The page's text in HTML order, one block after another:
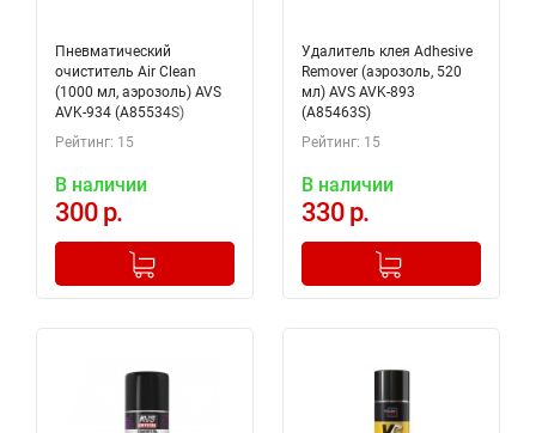
Пневматический
очиститель Air Clean
(1000 мл, аэрозоль) AVS
AVK-934 (A85534S)
Рейтинг: 15
В наличии
300 р.
+
Добавлено в корзину
Удалитель клея Adhesive
Remover (аэрозоль, 520
мл) AVS AVK-893
(A85463S)
Рейтинг: 15
В наличии
330 р.
+
Добавлено в корзину